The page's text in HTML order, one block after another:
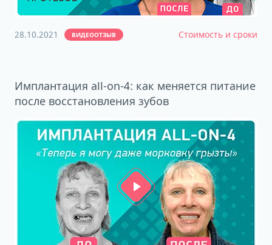
28.10.2021 ВИДЕООТЗЫВ Стоимость и сроки
Имплантация all-on-4: как меняется питание
после восстановления зубов